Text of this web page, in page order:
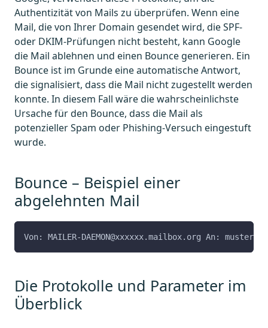
Authentizität von Mails zu überprüfen. Wenn eine
Mail, die von Ihrer Domain gesendet wird, die SPF-
oder DKIM-Prüfungen nicht besteht, kann Google
die Mail ablehnen und einen Bounce generieren. Ein
Bounce ist im Grunde eine automatische Antwort,
die signalisiert, dass die Mail nicht zugestellt werden
konnte. In diesem Fall wäre die wahrscheinlichste
Ursache für den Bounce, dass die Mail als
potenzieller Spam oder Phishing-Versuch eingestuft
wurde.
Bounce – Beispiel einer
abgelehnten Mail
Von: MAILER-DAEMON@xxxxxx.mailbox.org An:
Die Protokolle und Parameter im
Überblick